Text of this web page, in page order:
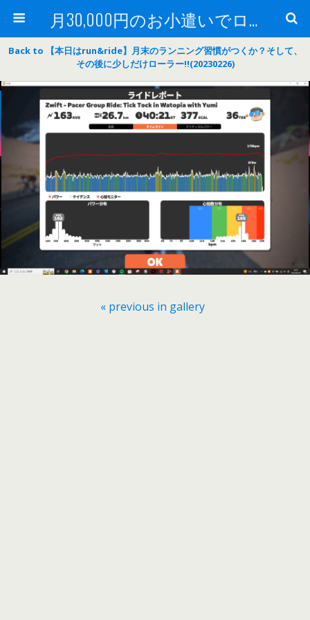
月30,000円のお小遣いでロードバイク
Back to 【本日はrun&ride】月末のランニング習慣がつくか？そして、
その後に少しだけローラー‼(20230226)
« previous in gallery